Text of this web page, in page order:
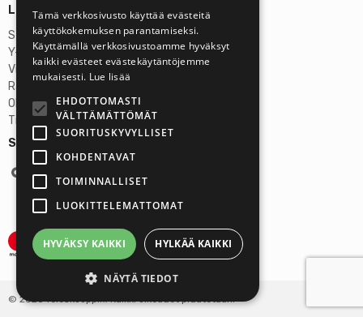
Seuraa meitä:
Lisätietoja
Stardust Finland Oy
Y-tunnus: 2972445-9
Virallinen osoite
Rantatie 37 C75, 33250 Tampere
OP Tampere
Tilinumero FI6357300820922629
© 2026 Teleskooppi.fi Kaikki oikeudet pidätetään.
Tämä verkkosivusto käyttää evästeitä
käyttökokemuksen parantamiseksi.
Käyttämällä verkkosivustoamme hyväksyt
kaikki evästeet evästekäytäntöjemme
mukaisesti. Lue lisää
EHDOTTOMASTI
VÄLTTÄMÄTTÖMÄT
SUORITUSKYVYLLISET
KOHDENTAVAT
TOIMINNALLISET
LUOKITTELEMATTOMAT
HYVÄKSY KAIKKI HYLKÄÄ KAIKKI
NÄYTÄ TIEDOT